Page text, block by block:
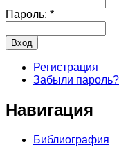
Пароль: *
Регистрация
Забыли пароль?
Навигация
Библиография